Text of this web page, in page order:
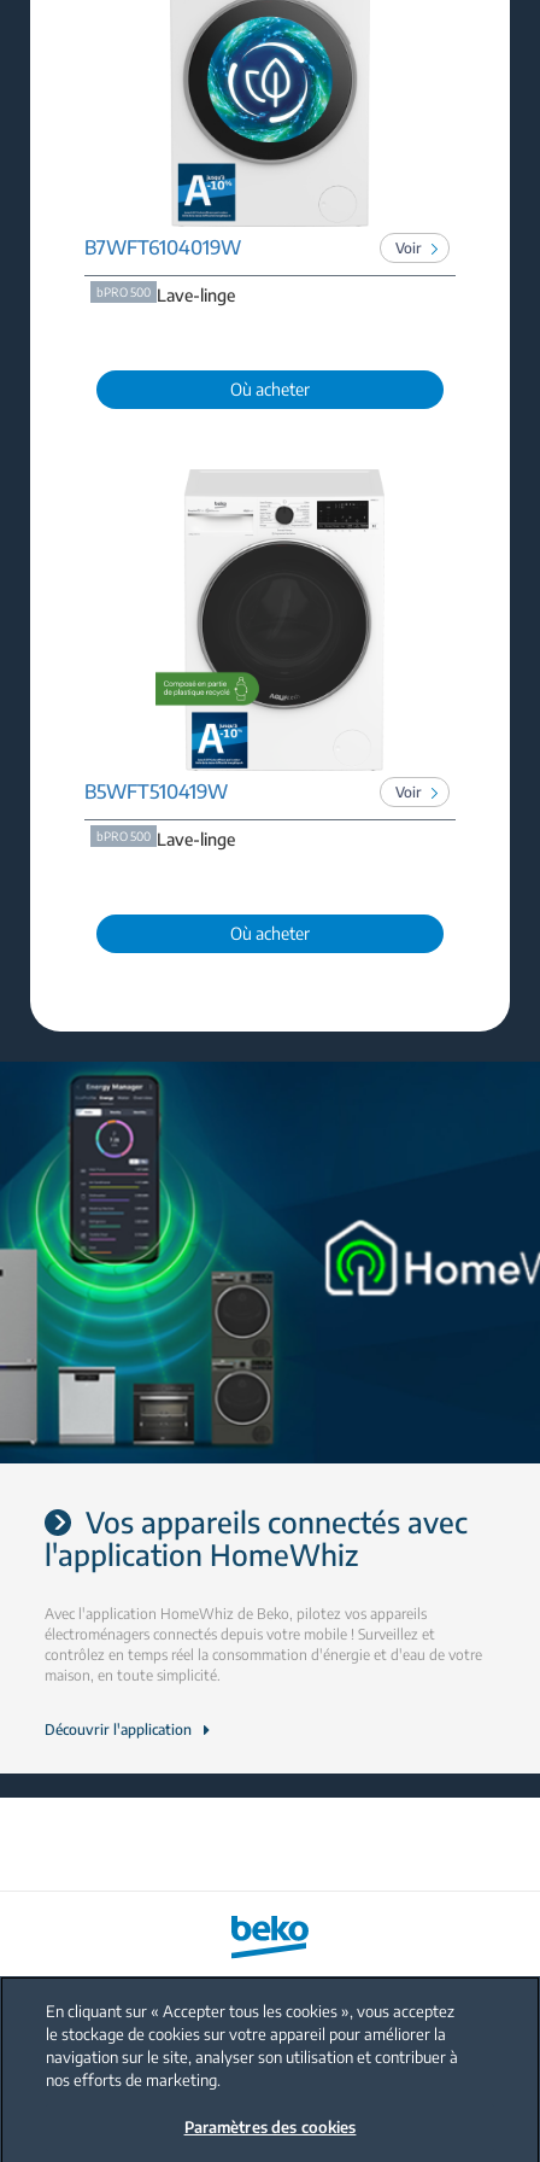
B7WFT6104019W Voir
bPRO 500 Lave-linge
Où acheter
B5WFT510419W Voir
bPRO 500 Lave-linge
Où acheter
Vos appareils connectés avec
l'application HomeWhiz
Avec l'application HomeWhiz de Beko, pilotez vos appareils
électroménagers connectés depuis votre mobile ! Surveillez et
contrôlez en temps réel la consommation d'énergie et d'eau de votre
maison, en toute simplicité.
Découvrir l'application
FAQ
Protection données personnelles
Mentions légales
En cliquant sur « Accepter tous les cookies », vous acceptez
le stockage de cookies sur votre appareil pour améliorer la
navigation sur le site, analyser son utilisation et contribuer à
nos efforts de marketing.
Paramètres des cookies